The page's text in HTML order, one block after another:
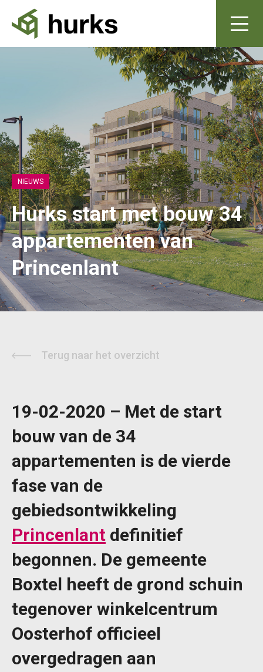
NIEUWS
Hurks start met bouw 34
appartementen van
Princenlant
Terug naar het overzicht
19-02-2020 – Met de start
bouw van de 34
appartementen is de vierde
fase van de
gebiedsontwikkeling
Princenlant definitief
begonnen. De gemeente
Boxtel heeft de grond schuin
tegenover winkelcentrum
Oosterhof officieel
overgedragen aan